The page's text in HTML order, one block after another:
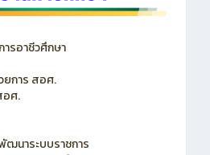
อาชีวศึกษา
การ สอศ.
.